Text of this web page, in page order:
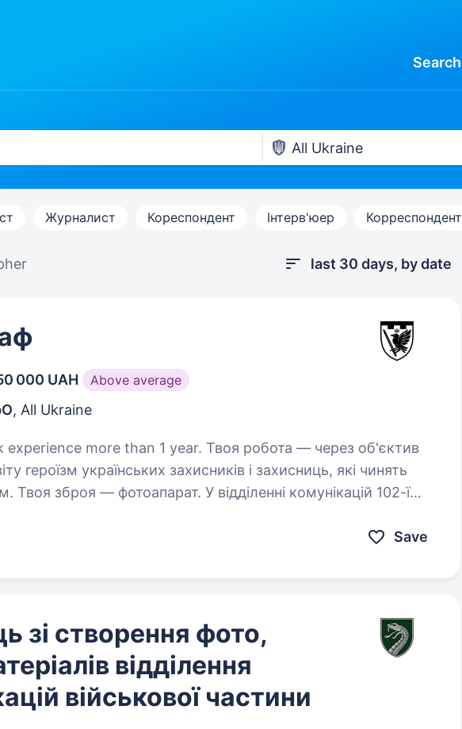
Search
Журналист Кореспондент Інтерв'юер Корреспондент
last 30 days, by date
000 UAH Above average
, All Ukraine
more than 1 year. Твоя робота — через об'єктив
героїзм українських захисників і захисниць, які чинять
Твоя зброя — фотоапарат. У відділенні комунікацій 102-ї
Save
зі створення фото,
відділення
військової частини